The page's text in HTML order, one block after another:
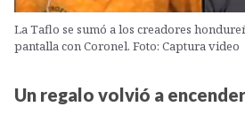
La Taflo se sumó a los creadores
pantalla con Coronel. Foto: Captura video
Un regalo volvió a